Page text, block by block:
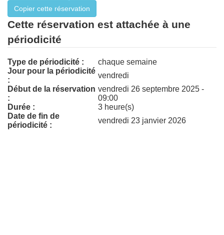
Cette réservation est attachée à une
périodicité
Type de périodicité :
chaque semaine
Jour pour la périodicité
:
vendredi
Début de la réservation
:
vendredi 26 septembre 2025 -
09:00
Durée :
3 heure(s)
Date de fin de
périodicité :
vendredi 23 janvier 2026